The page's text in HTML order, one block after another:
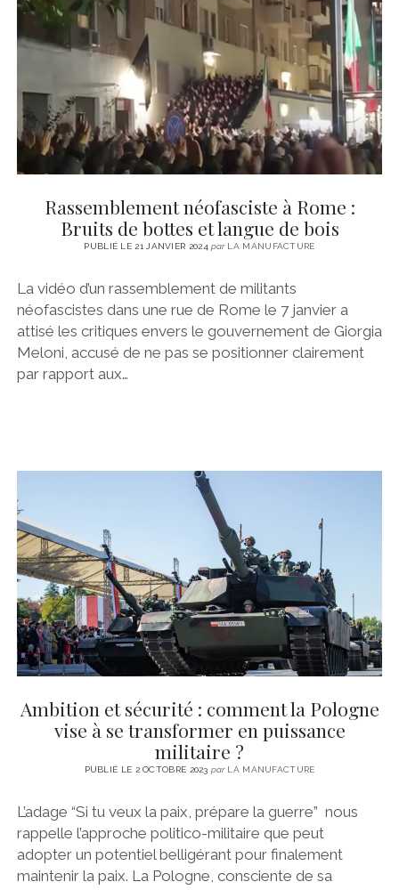
CINÉMA
LITTÉRATURE
ÉCONOMIE
SPORT
MÉDIAS
SANTÉ
instagram
emailemail-
form
Rassemblement néofasciste à Rome :
Bruits de bottes et langue de bois
PUBLIÉ LE 21 JANVIER 2024parLA MANUFACTURE
La vidéo d’un rassemblement de militants
néofascistes dans une rue de Rome le 7 janvier a
attisé les critiques envers le gouvernement de Giorgia
Meloni, accusé de ne pas se positionner clairement
par rapport aux…
Ambition et sécurité : comment la Pologne
vise à se transformer en puissance
militaire ?
PUBLIÉ LE 2 OCTOBRE 2023 parLA MANUFACTURE
L’adage “Si tu veux la paix, prépare la guerre” nous
rappelle l’approche politico-militaire que peut
adopter un potentiel belligérant pour finalement
maintenir la paix. La Pologne, consciente de sa